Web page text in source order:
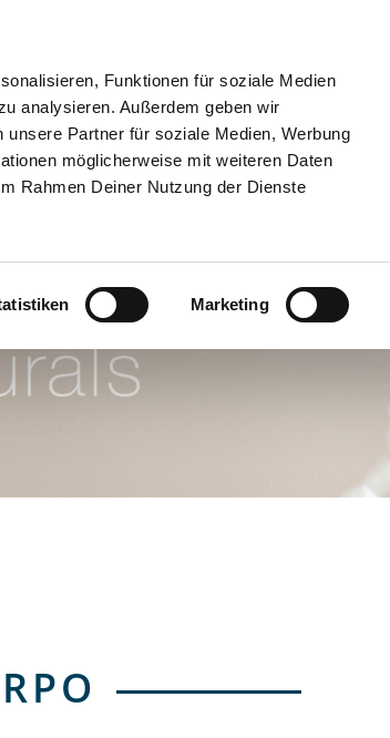
Funktionen für soziale Medien
analysieren. Außerdem geben wir
Partner für soziale Medien, Werbung
möglicherweise mit weiteren Daten
Rahmen Deiner Nutzung der Dienste
Marketing